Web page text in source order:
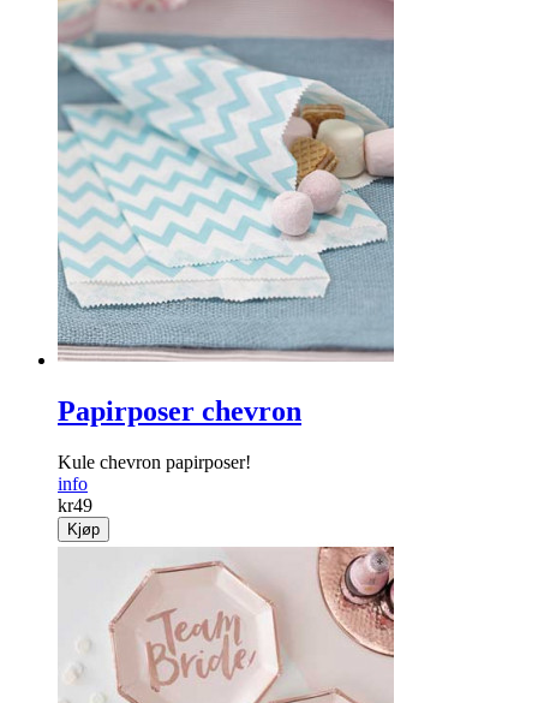
Katteklistremerker 3D
Søte katter du kan ­klistre opp på en dør, vegg eller møbler.
info
kr59
Kjøp